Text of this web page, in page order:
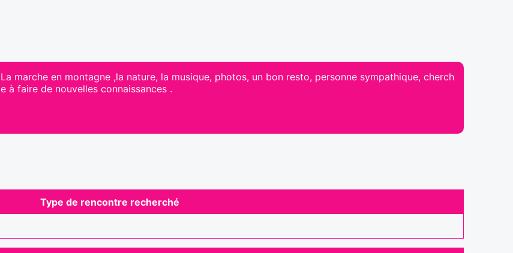
La marche en montagne ,la nature, la musique, photos, un bon resto, personne sympathique, cherch
e à faire de nouvelles connaissances .
Type de rencontre recherché